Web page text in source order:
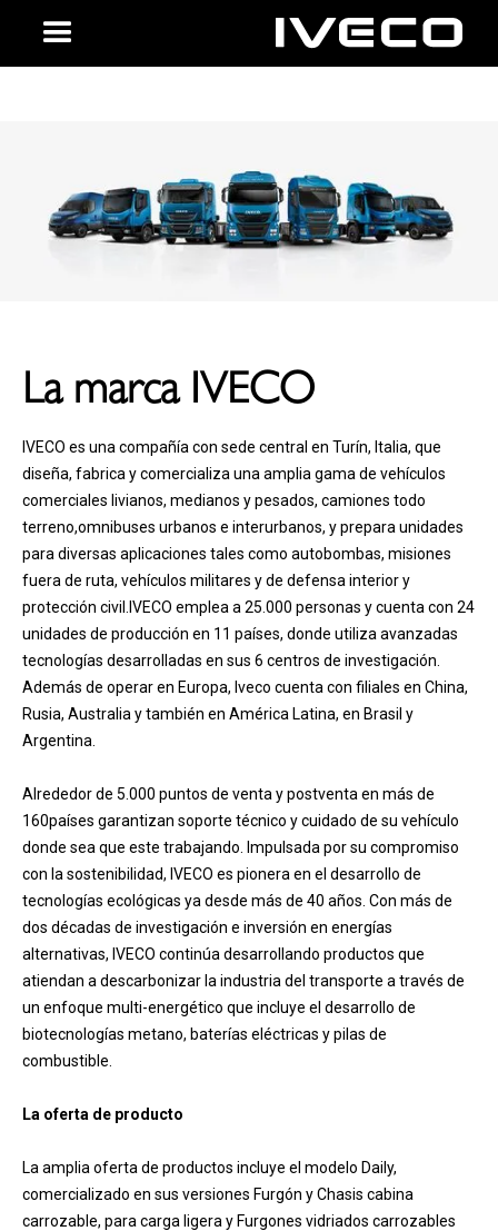
La marca IVECO
IVECO es una compañía con sede central en Turín, Italia, que
diseña, fabrica y comercializa una amplia gama de vehículos
comerciales livianos, medianos y pesados, camiones todo
terreno,omnibuses urbanos e interurbanos, y prepara unidades
para diversas aplicaciones tales como autobombas, misiones
fuera de ruta, vehículos militares y de defensa interior y
protección civil.IVECO emplea a 25.000 personas y cuenta con 24
unidades de producción en 11 países, donde utiliza avanzadas
tecnologías desarrolladas en sus 6 centros de investigación.
Además de operar en Europa, Iveco cuenta con filiales en China,
Rusia, Australia y también en América Latina, en Brasil y
Argentina.
Alrededor de 5.000 puntos de venta y postventa en más de
160países garantizan soporte técnico y cuidado de su vehículo
donde sea que este trabajando. Impulsada por su compromiso
con la sostenibilidad, IVECO es pionera en el desarrollo de
tecnologías ecológicas ya desde más de 40 años. Con más de
dos décadas de investigación e inversión en energías
alternativas, IVECO continúa desarrollando productos que
atiendan a descarbonizar la industria del transporte a través de
un enfoque multi-energético que incluye el desarrollo de
biotecnologías metano, baterías eléctricas y pilas de
combustible.
La oferta de producto
La amplia oferta de productos incluye el modelo Daily,
comercializado en sus versiones Furgón y Chasis cabina
carrozable, para carga ligera y Furgones vidriados carrozables